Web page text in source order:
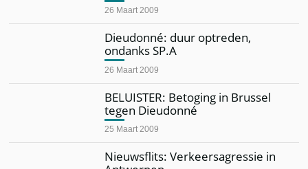
26 Maart 2009
Dieudonné: duur optreden,
ondanks SP.A
26 Maart 2009
BELUISTER: Betoging in Brussel
tegen Dieudonné
25 Maart 2009
Nieuwsflits: Verkeersagressie in